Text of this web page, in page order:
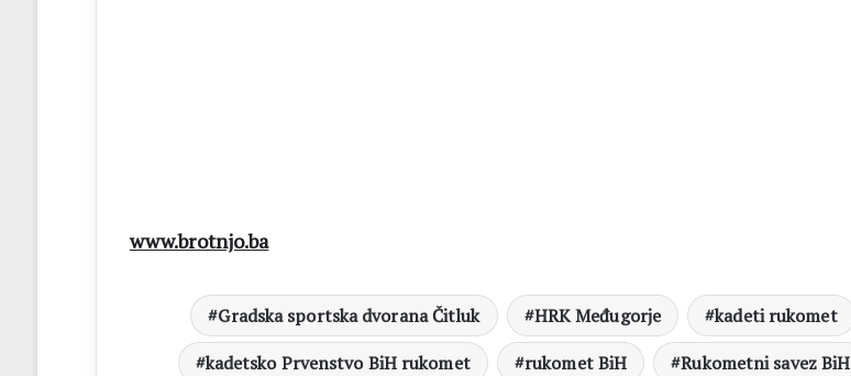
www.brotnjo.ba
Gradska sportska dvorana Čitluk HRK Međugorje
kadeti rukomet
kadetsko Prvenstvo BiH rukomet
rukomet BiH
Rukometni savez BiH